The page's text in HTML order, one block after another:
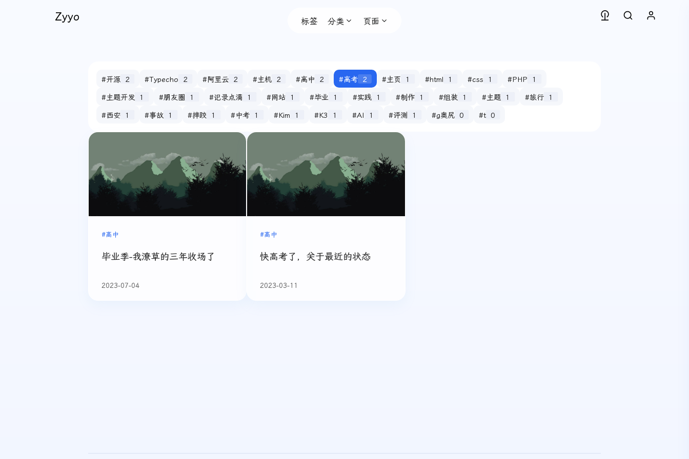
Zyyo 标签 分类 页面
#开源 2 #Typecho 2 #阿里云 2 #主机 2 #高中 2 #高考 2 #主页 1 #html 1 #css 1 #PHP 1
#主题开发 1 #朋友圈 1 #记录点滴 1 #网站 1 #毕业 1 #实践 1 #制作 1 #组装 1 #主题 1 #旅行 1
#西安 1 #事故 1 #摔跤 1 #中考 1 #Kim 1 #K3 1 #AI 1 #评测 1 #g奥尻 0 #t 0
#高中
毕业季-我潦草的三年收场了
2023-07-04
#高中
快高考了，关于最近的状态
2023-03-11